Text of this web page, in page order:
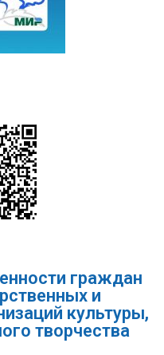
граждан
и
культуры,
творчества